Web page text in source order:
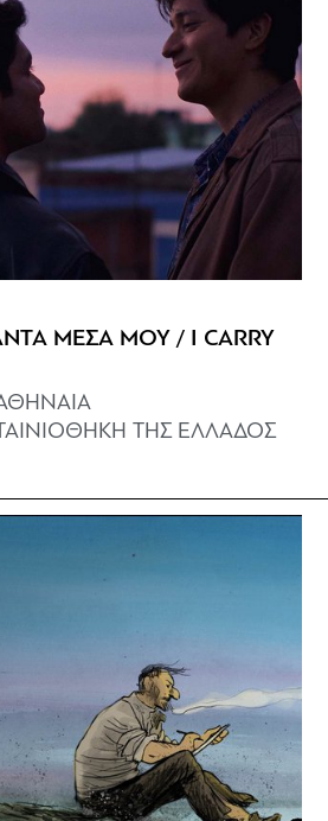
ΜΕΣΑ ΜΟΥ / I CARRY
ΤΑΙΝΙΟΘΗΚΗ ΤΗΣ ΕΛΛΑΔΟΣ